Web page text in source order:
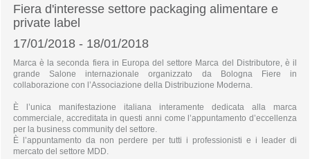
linea street food
linea take away
vasi contenitori in pet
linea carnevale
linea natale
linea confezionamento nastri e buste
linea pasqua
linea spring
linea summer
dove operiamo
Fiera d'interesse settore packaging alimentare e
private label
17/01/2018 - 18/01/2018
Marca è la seconda fiera in Europa del settore Marca del Distributore, è il
grande Salone internazionale organizzato da Bologna Fiere in
collaborazione con l’Associazione della Distribuzione Moderna.
È l’unica manifestazione italiana interamente dedicata alla marca
commerciale, accreditata in questi anni come l’appuntamento d’eccellenza
per la business community del settore.
È l’appuntamento da non perdere per tutti i professionisti e i leader di
mercato del settore MDD.